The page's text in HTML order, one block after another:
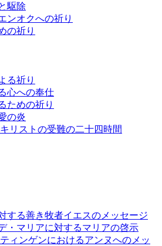
駆除
ンオクへの祈り
の祈り
る祈り
心への奉仕
ための祈り
の炎
リストの受難の二十四時間
する善き牧者イエスのメッセージ
・マリアに対するマリアの啓示
ィンゲンにおけるアンヌへのメッ